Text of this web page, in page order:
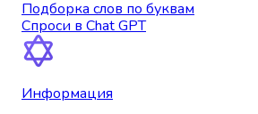
Подборка слов по буквам
Спроси в Chat GPT
Информация